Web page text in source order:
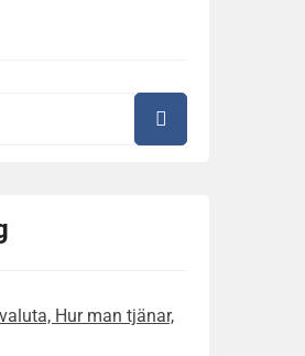
Hur man tjänar,